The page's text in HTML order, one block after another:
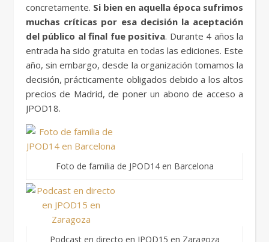
concretamente. Si bien en aquella época sufrimos
muchas críticas por esa decisión la aceptación
del público al final fue positiva. Durante 4 años la
entrada ha sido gratuita en todas las ediciones. Este
año, sin embargo, desde la organización tomamos la
decisión, prácticamente obligados debido a los altos
precios de Madrid, de poner un abono de acceso a
JPOD18.
Foto de familia de JPOD14 en Barcelona
Podcast en directo en JPOD15 en Zaragoza